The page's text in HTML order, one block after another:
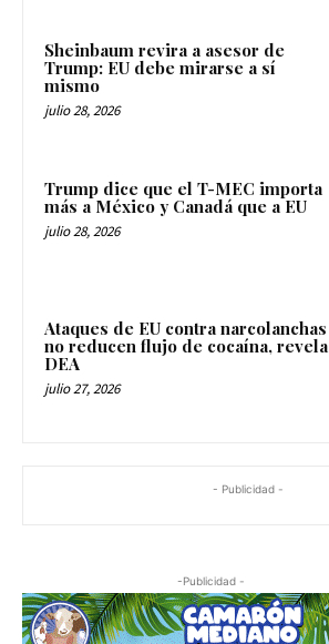
Sheinbaum revira a asesor de
Trump: EU debe mirarse a sí
mismo
julio 28, 2026
Trump dice que el T-MEC importa
más a México y Canadá que a EU
julio 28, 2026
Ataques de EU contra narcolanchas
no reducen flujo de cocaína, revela
DEA
julio 27, 2026
- Publicidad -
-Publicidad -